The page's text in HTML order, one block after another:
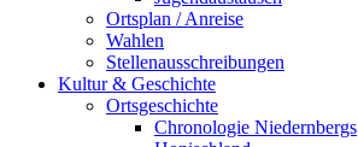
Ortsplan / Anreise
Wahlen
Stellenausschreibungen
Kultur & Geschichte
Ortsgeschichte
Chronologie Niedernbergs